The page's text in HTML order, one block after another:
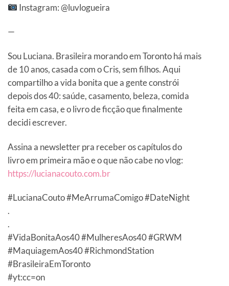
Instagram: @luvlogueira
—
Sou Luciana. Brasileira morando em Toronto há mais
de 10 anos, casada com o Cris, sem filhos. Aqui
compartilho a vida bonita que a gente constrói
depois dos 40: saúde, casamento, beleza, comida
feita em casa, e o livro de ficção que finalmente
decidi escrever.
Assina a newsletter pra receber os capítulos do
livro em primeira mão e o que não cabe no vlog:
https://lucianacouto.com.br
#LucianaCouto #MeArrumaComigo #DateNight
.
.
#VidaBonitaAos40 #MulheresAos40 #GRWM
#MaquiagemAos40 #RichmondStation
#BrasileiraEmToronto
#yt:cc=on